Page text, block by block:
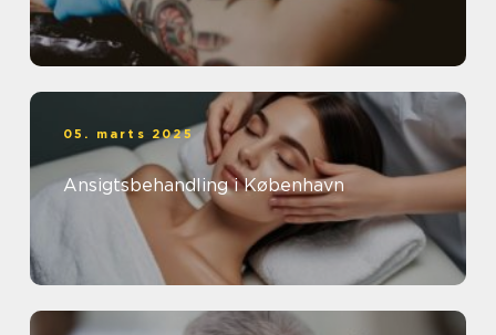
05. marts 2025
Ansigtsbehandling i København